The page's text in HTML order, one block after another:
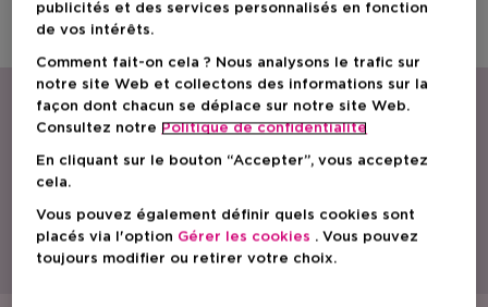
Avec une gamme étendue de parfums, de produits de soin et cosmétiques,
ICI PARIS XL est le spécialiste beauté par excellence en Belgique.
Découvrez nos actions, promotions, conseils beauté et trouvez la parfumerie
ICI PARIS XL la plus proche de chez vous. Commandez également nos
publicités et des services personnalisés en fonction
de vos intérêts.
Comment fait-on cela ? Nous analysons le trafic sur
notre site Web et collectons des informations sur la
façon dont chacun se déplace sur notre site Web.
Consultez notre Politique de confidentialite
En cliquant sur le bouton “Accepter”, vous acceptez
cela.
Vous pouvez également définir quels cookies sont
placés via l'option Gérer les cookies . Vous pouvez
toujours modifier ou retirer votre choix.